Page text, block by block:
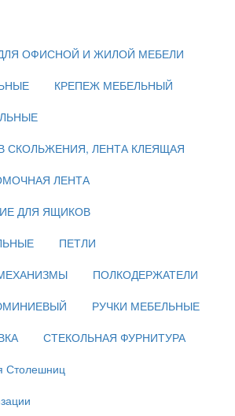
ОФИСНОЙ И ЖИЛОЙ МЕБЕЛИ
КРЕПЕЖ МЕБЕЛЬНЫЙ
СКОЛЬЖЕНИЯ, ЛЕНТА КЛЕЯЩАЯ
ЛЕНТА
ДЛЯ ЯЩИКОВ
ПЕТЛИ
ПОЛКОДЕРЖАТЕЛИ
РУЧКИ МЕБЕЛЬНЫЕ
СТЕКОЛЬНАЯ ФУРНИТУРА
Столешниц